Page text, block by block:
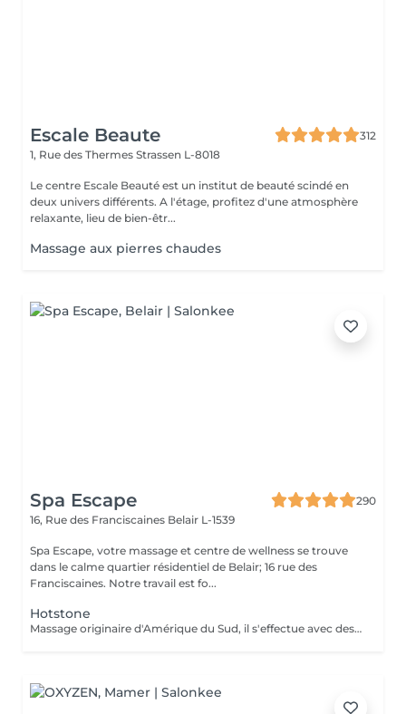
Escale Beaute
312
1, Rue des Thermes Strassen L-8018
Le centre Escale Beauté est un institut de beauté scindé en
deux univers différents. A l'étage, profitez d'une atmosphère
relaxante, lieu de bien-êtr...
Massage aux pierres chaudes
Spa Escape
290
16, Rue des Franciscaines Belair L-1539
Spa Escape, votre massage et centre de wellness se trouve
dans le calme quartier résidentiel de Belair; 16 rue des
Franciscaines. Notre travail est fo...
Hotstone
Massage originaire d'Amérique du Sud, il s'effectue avec des pierres volcaniques chaudes et des manoeuvres manuelles permettant au corps une détente musculaire et sensorielle très profonde. Vous ressortirez apaisé, rechargé et plein d'énergie